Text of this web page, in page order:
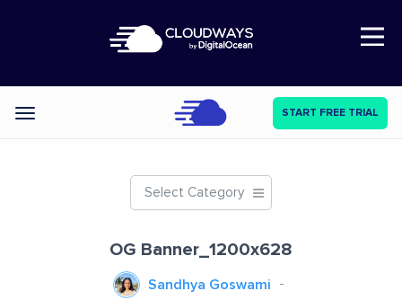
Open Nav
Categories START FREE TRIAL
Select Category
OG Banner_1200x628
Sandhya Goswami